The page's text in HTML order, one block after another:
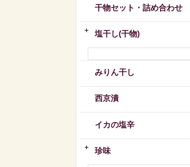
干物セット・詰め合わせ
塩干し(干物)
みりん干し
西京漬
イカの塩辛
珍味